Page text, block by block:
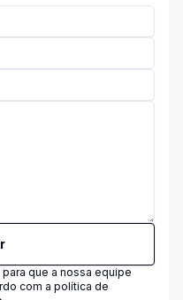
que a nossa equipe
com a política de